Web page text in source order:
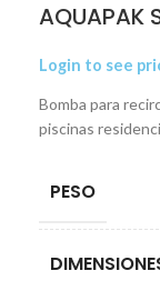
AQUAPAK
Login to see
Bomba para
piscinas
PESO